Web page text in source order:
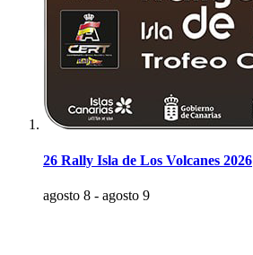
26 Rally Isla de Los Volcanes 2026
agosto 8 - agosto 9